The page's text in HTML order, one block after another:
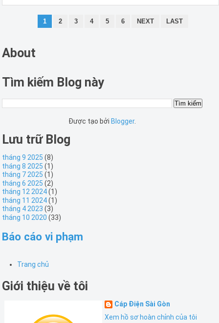
1 2 3 4 5 6 NEXT LAST
About
Tìm kiếm Blog này
Được tạo bởi Blogger.
Lưu trữ Blog
tháng 9 2025 (8)
tháng 8 2025 (1)
tháng 7 2025 (1)
tháng 6 2025 (2)
tháng 12 2024(1)
tháng 11 2024(1)
tháng 4 2023 (3)
tháng 10 2020 (33)
Báo cáo vi phạm
Trang chủ
Giới thiệu về tôi
Cáp Điện Sài Gòn
Xem hồ sơ hoàn chỉnh của tôi